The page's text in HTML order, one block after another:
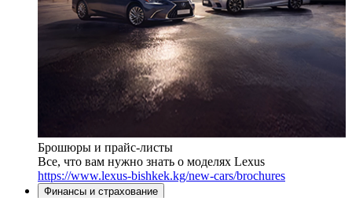
Брошюры и прайс-листы
Все, что вам нужно знать о моделях Lexus
https://www.lexus-bishkek.kg/new-cars/brochures
Финансы и страхование